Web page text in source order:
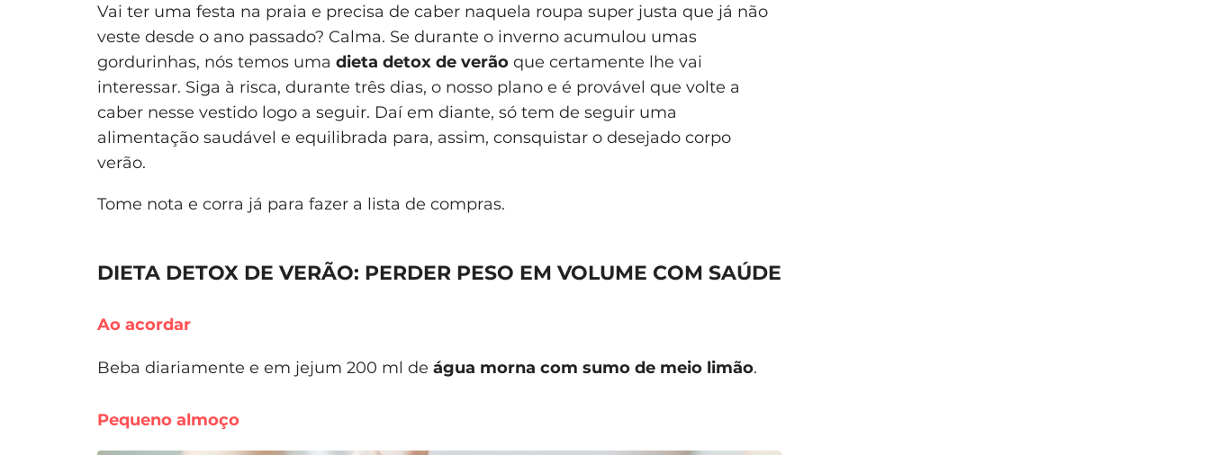
Vai ter uma festa na praia e precisa de caber naquela roupa super justa que já não
veste desde o ano passado? Calma. Se durante o inverno acumulou umas
gordurinhas, nós temos uma dieta detox de verão que certamente lhe vai
interessar. Siga à risca, durante três dias, o nosso plano e é provável que volte a
caber nesse vestido logo a seguir. Daí em diante, só tem de seguir uma
alimentação saudável e equilibrada para, assim, consquistar o desejado corpo
verão.
Tome nota e corra já para fazer a lista de compras.
DIETA DETOX DE VERÃO: PERDER PESO EM VOLUME COM SAÚDE
Ao acordar
Beba diariamente e em jejum 200 ml de água morna com sumo de meio limão.
Pequeno almoço